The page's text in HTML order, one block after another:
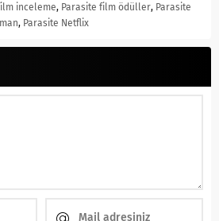
inceleme, Parasite film ödüller, Parasite
, Parasite Netflix